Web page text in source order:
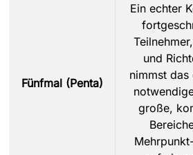
Fünfmal (Penta)
Ein echter
und
nimmst das
große,